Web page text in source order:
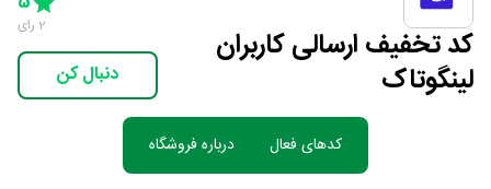
کد تخفیف ارسالی کاربران
لینگوتاک
2 رای
دنبال کن
کدهای فعال درباره فروشگاه